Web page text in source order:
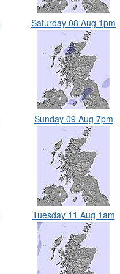
Saturday 08 Aug 1pm
Sunday 09 Aug 7pm
Tuesday 11 Aug 1am